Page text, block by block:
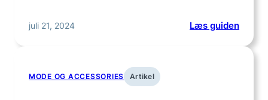
juli 21, 2024 Læs guiden:
MODE OG ACCESSORIES Artikel